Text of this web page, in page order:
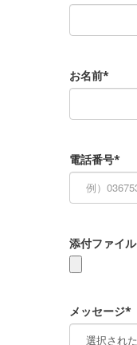
お名前*
電話番号*
添付ファイル
メッセージ*